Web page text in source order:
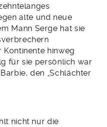
alte und neue
Mann Serge hat sie
hinweg
für sie persönlich war
den „Schlächter
nicht nur die